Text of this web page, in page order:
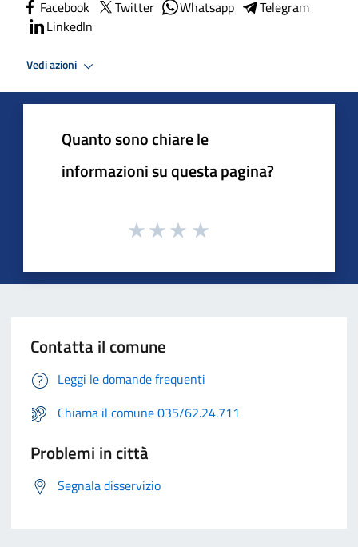
Facebook Twitter Whatsapp
Telegram
LinkedIn
Vedi azioni
Quanto sono chiare le
informazioni su questa pagina?
Contatta il comune
Leggi le domande frequenti
Chiama il comune 035/62.24.711
Problemi in città
Segnala disservizio